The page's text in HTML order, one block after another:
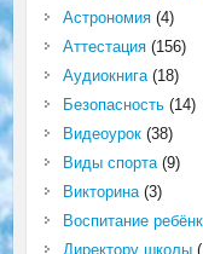
Астрономия(4)
Аттестация(156)
Аудиокнига(18)
Безопасность(14)
Видеоурок(38)
Виды спорта(9)
Викторина(3)
Воспитание
Директору школы